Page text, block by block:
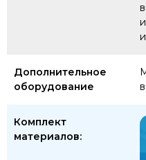
Дополнительное
оборудование
Комплект
материалов: